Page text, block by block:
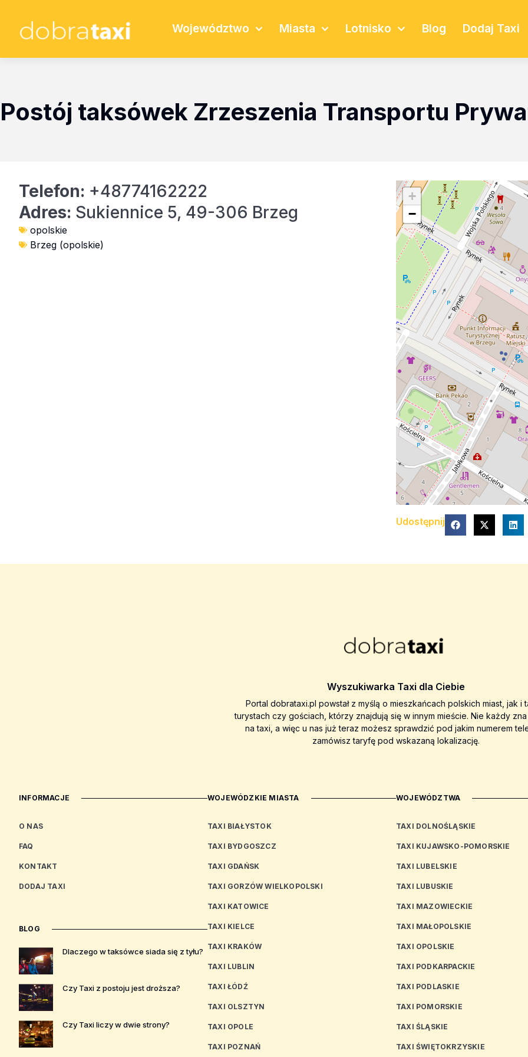
Województwo Miasta Lotnisko Blog Dodaj Taxi
Postój taksówek Zrzeszenia Transportu
Telefon: +48774162222
Adres: Sukiennice 5, 49-306 Brzeg
opolskie
Brzeg (opolskie)
+
−
Udostępnij
Wyszukiwarka Taxi dla Ciebie
Portal dobrataxi.pl powstał z myślą o mieszkańcach polskich miast, jak i
turystach czy gościach, którzy znajdują się w innym mieście. Nie każdy
na taxi, a więc u nas już teraz możesz sprawdzić pod jakim numerem
zamówisz taryfę pod wskazaną lokalizację.
INFORMACJE
O NAS
FAQ
KONTAKT
DODAJ TAXI
BLOG
Dlaczego w taksówce siada się z tyłu?
Czy Taxi z postoju jest droższa?
Czy Taxi liczy w dwie strony?
WOJEWÓDZKIE MIASTA
TAXI BIAŁYSTOK
TAXI BYDGOSZCZ
TAXI GDAŃSK
TAXI GORZÓW WIELKOPOLSKI
TAXI KATOWICE
TAXI KIELCE
TAXI KRAKÓW
TAXI LUBLIN
TAXI ŁÓDŹ
TAXI OLSZTYN
TAXI OPOLE
TAXI POZNAŃ
WOJEWÓDZTWA
TAXI DOLNOŚLĄSKIE
TAXI KUJAWSKO-POMORSKIE
TAXI LUBELSKIE
TAXI LUBUSKIE
TAXI MAZOWIECKIE
TAXI MAŁOPOLSKIE
TAXI OPOLSKIE
TAXI PODKARPACKIE
TAXI PODLASKIE
TAXI POMORSKIE
TAXI ŚLĄSKIE
TAXI ŚWIĘTOKRZYSKIE